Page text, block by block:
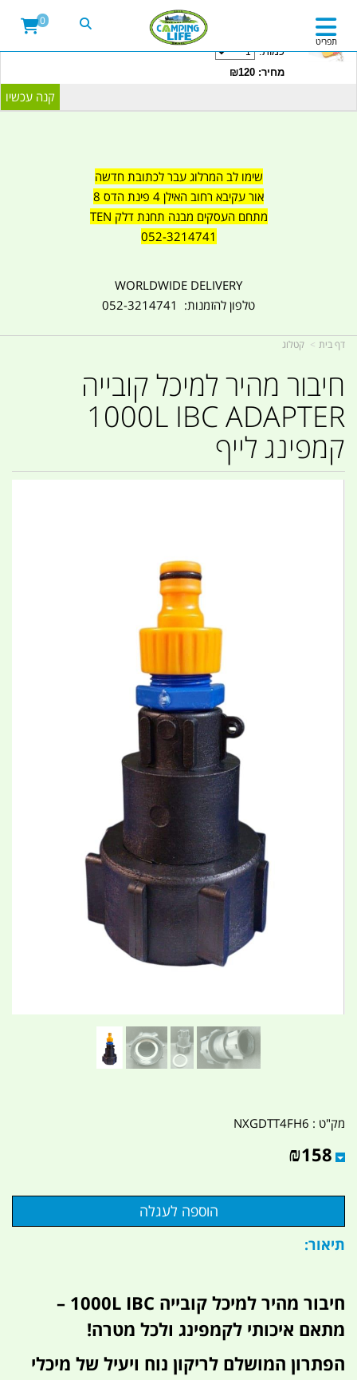
20LITRE WATER CONTAINER WITH TAP
CAMPINGLIFE ISRAEL קמפינג לייף
כמות:
מחיר: ₪120
שימו לב המרלוג עבר לכתובת חדשה
אור עקיבא רחוב האילן 4 פינת הדס 8
מתחם העסקים מבנה תחנת דלק TEN
052-3214741
WORLDWIDE DELIVERY
טלפון להזמנות: 052-3214741
תפריט
0
דף בית קטלוג
חיבור מהיר למיכל קובייה
1000L IBC ADAPTER
קמפינג לייף
מק"ט : NXGDTT4FH6
₪158
תיאור:
חיבור מהיר למיכל קובייה 1000L IBC –
מתאם איכותי לקמפינג ולכל מטרה!
הפתרון המושלם לריקון נוח ויעיל של מיכלי